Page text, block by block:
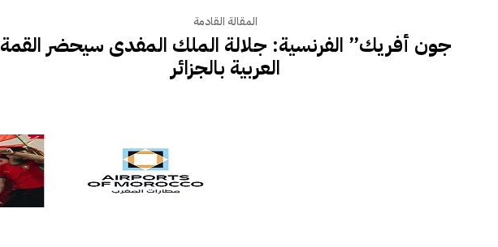
المقالة القادمة
جون أفريك” الفرنسية: جلالة الملك المفدى سيحضر القمة
العربية بالجزائر